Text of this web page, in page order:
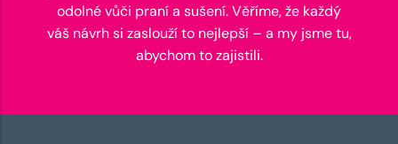
odolné vůči praní a sušení. Věříme, že každý
váš návrh si zaslouží to nejlepší – a my jsme tu,
abychom to zajistili.